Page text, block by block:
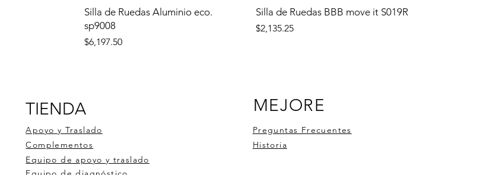
Silla de Ruedas Aluminio eco.
sp9008
Precio
$6,197.50
Silla de Ruedas BBB move it S019R
Precio
$2,135.25
TIENDA
Apoyo y Traslado
Complementos
Equipo de apoyo y traslado
MEJORE
Preguntas Frecuentes
Historia